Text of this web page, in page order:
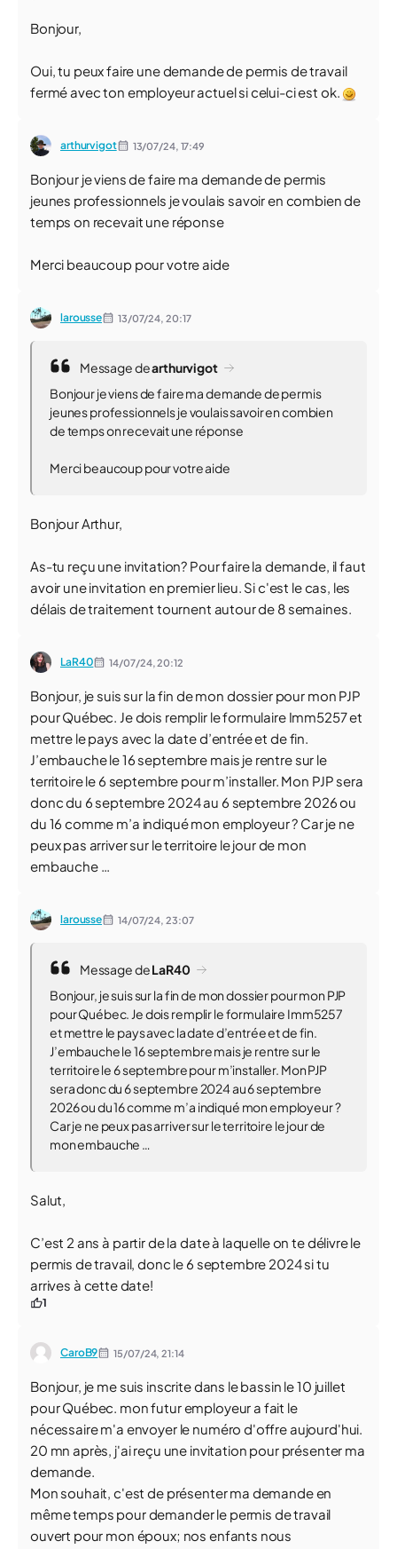
Bonjour,
Oui, tu peux faire une demande de permis de travail
fermé avec ton employeur actuel si celui-ci est ok.
arthurvigot 13/07/24, 17:49
Bonjour je viens de faire ma demande de permis
jeunes professionnels je voulais savoir en combien de
temps on recevait une réponse
Merci beaucoup pour votre aide
larousse 13/07/24, 20:17
Message dearthurvigot
Bonjour je viens de faire ma demande de permis
jeunes professionnels je voulais savoir en combien
de temps on recevait une réponse
Merci beaucoup pour votre aide
Bonjour Arthur,
As-tu reçu une invitation? Pour faire la demande, il faut
avoir une invitation en premier lieu. Si c'est le cas, les
délais de traitement tournent autour de 8 semaines.
LaR40 14/07/24,20:12
Bonjour, je suis sur la fin de mon dossier pour mon PJP
pour Québec. Je dois remplir le formulaire Imm5257 et
mettre le pays avec la date d’entrée et de fin.
J’embauche le 16 septembre mais je rentre sur le
territoire le 6 septembre pour m’installer. Mon PJP sera
donc du 6 septembre 2024 au 6 septembre 2026 ou
du 16 comme m’a indiqué mon employeur ? Car je ne
peux pas arriver sur le territoire le jour de mon
embauche …
larousse 14/07/24, 23:07
Message deLaR40
Bonjour, je suis sur la fin de mon dossier pour mon PJP
pour Québec. Je dois remplir le formulaire Imm5257
et mettre le pays avec la date d’entrée et de fin.
J’embauche le 16 septembre mais je rentre sur le
territoire le 6 septembre pour m’installer. Mon PJP
sera donc du 6 septembre 2024 au 6 septembre
2026 ou du 16 comme m’a indiqué mon employeur ?
Car je ne peux pas arriver sur le territoire le jour de
mon embauche …
Salut,
C’est 2 ans à partir de la date à laquelle on te délivre le
permis de travail, donc le 6 septembre 2024 si tu
arrives à cette date!
1
CaroB9 15/07/24,21:14
Bonjour, je me suis inscrite dans le bassin le 10 juillet
pour Québec. mon futur employeur a fait le
nécessaire m'a envoyer le numéro d'offre aujourd'hui.
20 mn après, j'ai reçu une invitation pour présenter ma
demande.
Mon souhait, c'est de présenter ma demande en
même temps pour demander le permis de travail
ouvert pour mon époux; nos enfants nous